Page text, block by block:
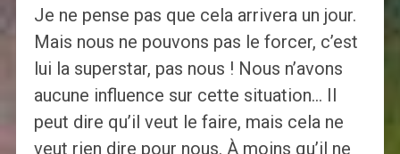
Je ne pense pas que cela arrivera un jour.
Mais nous ne pouvons pas le forcer, c’est
lui la superstar, pas nous ! Nous n’avons
aucune influence sur cette situation… Il
peut dire qu’il veut le faire, mais cela ne
veut rien dire pour nous. À moins qu’il ne